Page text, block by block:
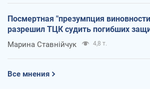
Посмертная "презумпция
разрешил ТЦК судить погибших
Марина Ставнійчук 4,8 т.
Все мнения